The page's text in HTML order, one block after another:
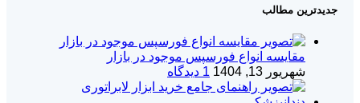
جدیدترین مطالب
مقایسه انواع فورسپس موجود در بازار
شهریور 13, 1404
1 دیدگاه